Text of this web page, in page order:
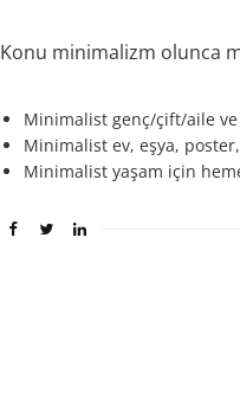
Konu minimalizm olunca
Minimalist genç/çift/aile ve
Minimalist ev, eşya,
Minimalist yaşam için